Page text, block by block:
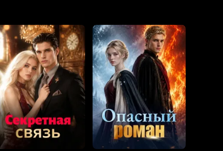
Серия 34 Серия 35 Серия 36
Серия 37 Серия 38 Серия 39